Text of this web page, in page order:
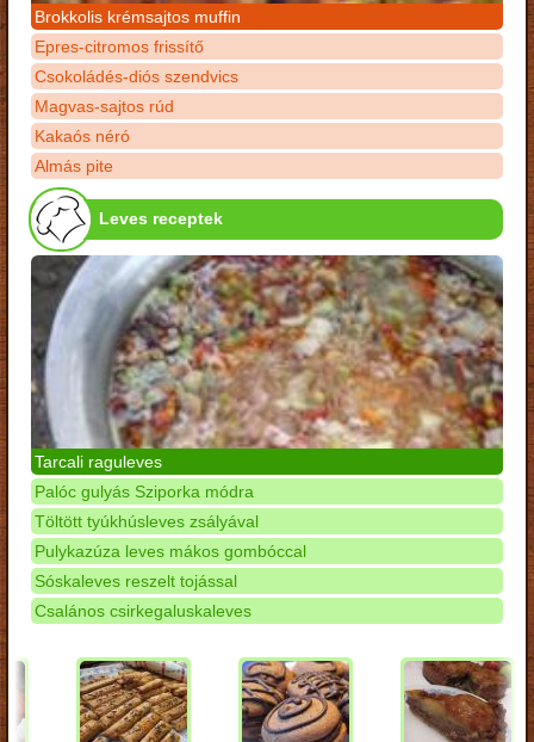
Brokkolis krémsajtos muffin
Epres-citromos frissítő
Csokoládés-diós szendvics
Magvas-sajtos rúd
Kakaós néró
Almás pite
Leves receptek
Tarcali raguleves
Palóc gulyás Sziporka módra
Töltött tyúkhúsleves zsályával
Pulykazúza leves mákos gombóccal
Sóskaleves reszelt tojással
Csalános csirkegaluskaleves